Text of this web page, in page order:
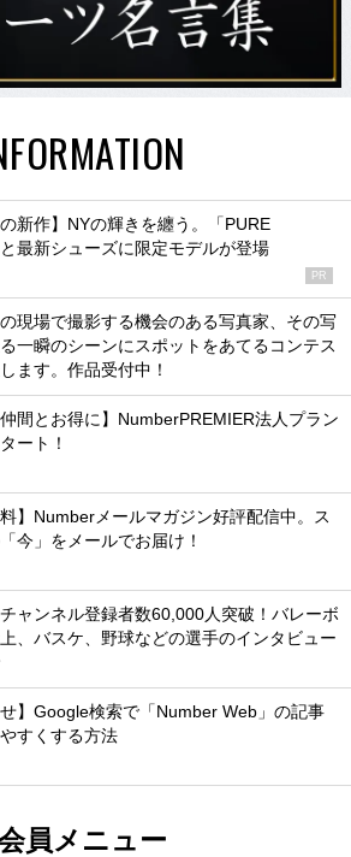
の新作】NYの輝きを纏う。「PURE
最新シューズに限定モデルが登場
PR
現場で撮影する機会のある写真家、その写
一瞬のシーンにスポットをあてるコンテス
ます。作品受付中！
仲間とお得に】NumberPREMIER法人プラン
ート！
料】Numberメールマガジン好評配信中。ス
今」をメールでお届け！
ャンネル登録者数60,000人突破！バレーボ
、バスケ、野球などの選手のインタビュー
せ】Google検索で「Number Web」の記事
すくする方法
員メニュー